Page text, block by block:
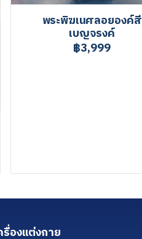
พระพิฆเนศลอยองค์สี
เบญจรงค์
฿3,999
รื่องแต่งกาย